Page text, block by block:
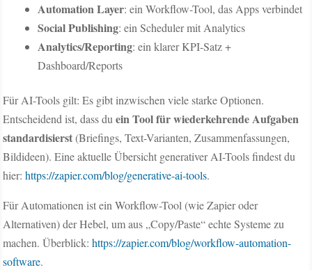
Automation Layer: ein Workflow-Tool, das Apps verbindet
Social Publishing: ein Scheduler mit Analytics
Analytics/Reporting: ein klarer KPI-Satz +
Dashboard/Reports
Für AI-Tools gilt: Es gibt inzwischen viele starke Optionen.
Entscheidend ist, dass duein Tool für wiederkehrende Aufgaben
standardisierst(Briefings, Text-Varianten, Zusammenfassungen,
Bildideen). Eine aktuelle Übersicht generativer AI-Tools findest du
hier:https://zapier.com/blog/generative-ai-tools.
Für Automationen ist ein Workflow-Tool (wie Zapier oder
Alternativen) der Hebel, um aus „Copy/Paste“ echte Systeme zu
machen. Überblick:https://zapier.com/blog/workflow-automation-
software.